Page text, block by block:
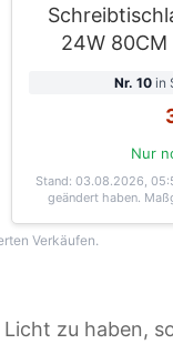
24W
Nr. 10in
Nur
Stand: 03.08.2026,
geändert haben.
Verkäufen.
zu haben,